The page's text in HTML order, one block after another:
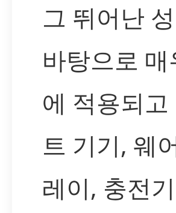
그 뛰어난
바탕으로
에 적용되
트 기기, 웨
레이, 충전